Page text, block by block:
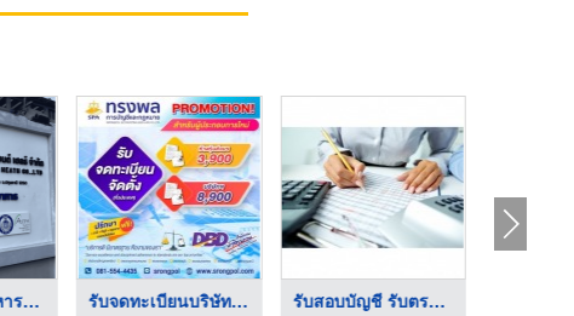
โรงงานผลิตอาหารเสริม ...
รับจดทะเบียนบริษัทให ...
รับสอบบัญชี รับตรวจเ ...